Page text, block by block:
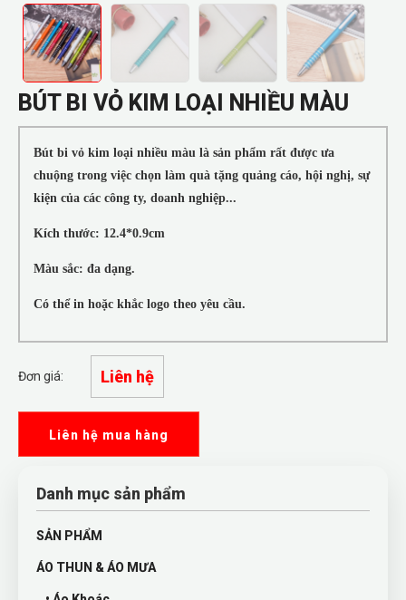
BÚT BI VỎ KIM LOẠI NHIỀU MÀU
Bút bi vỏ kim loại nhiều màu là sản phẩm rất được ưa
chuộng trong việc chọn làm quà tặng quảng cáo, hội nghị, sự
kiện của các công ty, doanh nghiệp...
Kích thước: 12.4*0.9cm
Màu sắc: đa dạng.
Có thể in hoặc khắc logo theo yêu cầu.
Đơn giá: Liên hệ
Liên hệ mua hàng
Danh mục sản phẩm
SẢN PHẨM
ÁO THUN & ÁO MƯA